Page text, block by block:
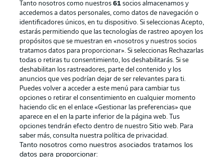
Publicidad Aviso legal
Gestionar las preferencias
Canales Trabajos
Jugadores Condiciones de uso
Tanto nosotros como nuestros 61socios almacenamos y
accedemos a datos personales, como datos de navegación o
identificadores únicos, en tu dispositivo. Si seleccionas Acepto,
estarás permitiendo que las tecnologías de rastreo apoyen los
propósitos que se muestran en «nosotros y nuestros socios
tratamos datos para proporcionar». Si seleccionas Rechazarlas
todas o retiras tu consentimiento, los deshabilitarás. Si se
deshabilitan los rastreadores, parte del contenido y los
anuncios que ves podrían dejar de ser relevantes para ti.
Puedes volver a acceder a este menú para cambiar tus
opciones o retirar el consentimiento en cualquier momento
haciendo clic en el enlace «Gestionar las preferencias» que
aparece en el en la parte inferior de la página web. Tus
opciones tendrán efecto dentro de nuestro Sitio web. Para
saber más, consulta nuestra política de privacidad.
Tanto nosotros como nuestros asociados tratamos los
datos para proporcionar: